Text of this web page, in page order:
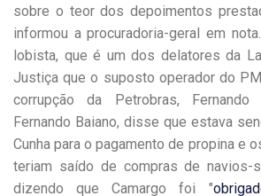
sobre o teor dos depoimentos
informou a procuradoria-geral em
lobista, que é um dos delatores da
Justiça que o suposto operador do
corrupção da Petrobras,
Fernando Baiano, disse que estava
Cunha para o pagamento de propina e
teriam saído de compras de navios-
dizendo que Camargo foi "